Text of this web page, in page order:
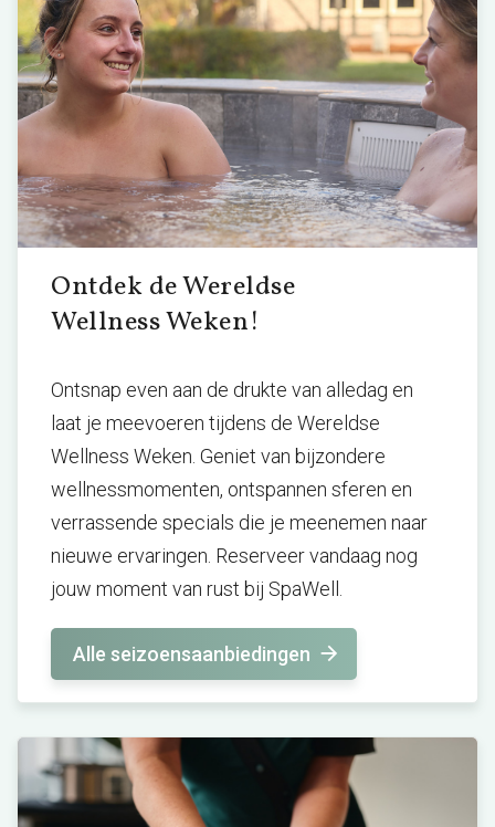
Ontdek de Wereldse
Wellness Weken!
Ontsnap even aan de drukte van alledag en
laat je meevoeren tijdens de Wereldse
Wellness Weken. Geniet van bijzondere
wellnessmomenten, ontspannen sferen en
verrassende specials die je meenemen naar
nieuwe ervaringen. Reserveer vandaag nog
jouw moment van rust bij SpaWell.
Alle seizoensaanbiedingen